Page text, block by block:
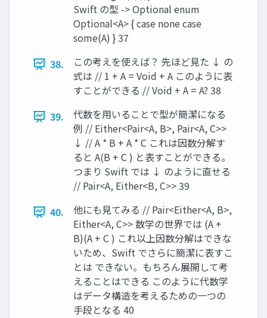
Swift の型 -> Optional enum
Optional<A> { case none case
some(A) } 37
38.
この考えを使えば？ 先ほど⾒た ↓ の
式は // 1 + A = Void + A このように表
すことができる // Void + A = A? 38
39.
代数を⽤いることで型が簡潔になる
例 // Either<Pair<A, B>, Pair<A, C>>
↓ // A * B + A * C これは因数分解す
ると A(B + C ) と表すことができる。
つまり Swift では ↓ のように直せる
// Pair<A, Either<B, C>> 39
40.
他にも⾒てみる // Pair<Either<A, B>,
Either<A, C>> 数学の世界では (A +
B)(A + C ) これ以上因数分解はできな
いため、Swift でさらに簡潔に表すこ
とは できない。もちろん展開して考
えることはできる このように代数学
はデータ構造を考えるための⼀つの
⼿段となる 40